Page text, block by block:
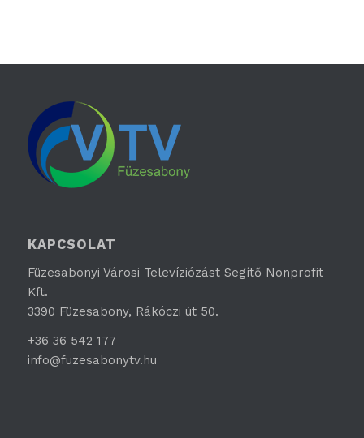
KAPCSOLAT
Füzesabonyi Városi Televíziózást Segítő Nonprofit
Kft.
3390 Füzesabony, Rákóczi út 50.
+36 36 542 177
info@fuzesabonytv.hu